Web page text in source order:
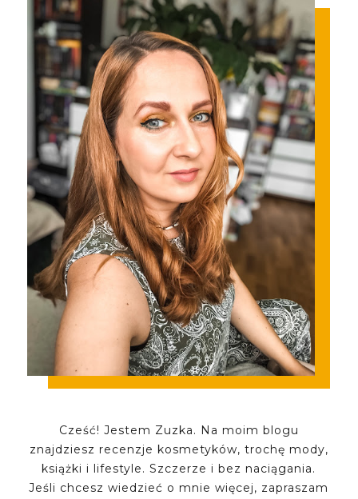
Cześć! Jestem Zuzka. Na moim blogu
znajdziesz recenzje kosmetyków, trochę mody,
książki i lifestyle. Szczerze i bez naciągania.
Jeśli chcesz wiedzieć o mnie więcej, zapraszam